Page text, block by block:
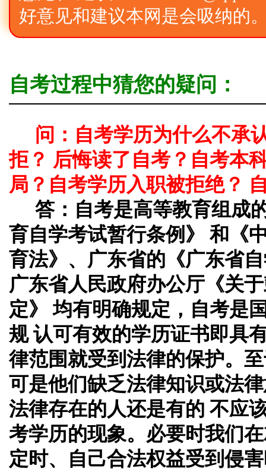
好意见和建议本网是会吸纳的
自考过程中猜您的疑问：
问：自考学历为什么不承
拒？ 后悔读了自考？自考本
局？自考学历入职被拒绝？
答： 自考是高等教育组成
育自学考试暂行条例》 和《
育法》、广东省的《广东省
广东省人民政府办公厅《关
定》 均有明确规定，自考是
规 认可有效的学历证书即具
律范围就受到法律的保护。
可是他们缺乏法律知识或法
法律存在的人还是有的 不应
考学历的现象。必要时我们
定时、自己合法权益受到侵